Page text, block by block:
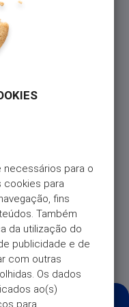
necessários para o
cookies para
fins
Também
da utilização do
publicidade e de
com outras
Os dados
ao(s)
para
saldo do seu
à ordem
em “Transferir” (na
é rápido e